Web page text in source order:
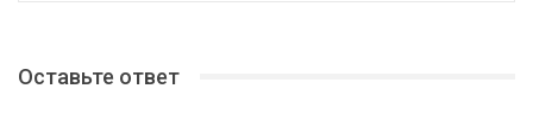
Оставьте ответ